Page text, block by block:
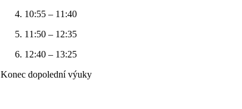
4. 10:55 – 11:40
5. 11:50 – 12:35
6. 12:40 – 13:25
Konec dopolední výuky